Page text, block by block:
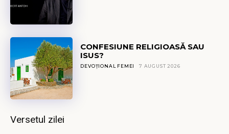
CONFESIUNE RELIGIOASĂ SAU
ISUS?
DEVOȚIONAL FEMEI 7 AUGUST 2026
Versetul zilei